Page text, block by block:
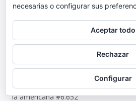
Karl AjoteenLos últimos coletazos
basada en el miedo #6.651
José Antonio Cots RojasenLos
enseñanza basada en el miedo #6.651
Manuel Justo Morales enUrbaluz,
la americana #6.652
necesarias o configurar sus
Aceptar todo
Rechazar
Configurar